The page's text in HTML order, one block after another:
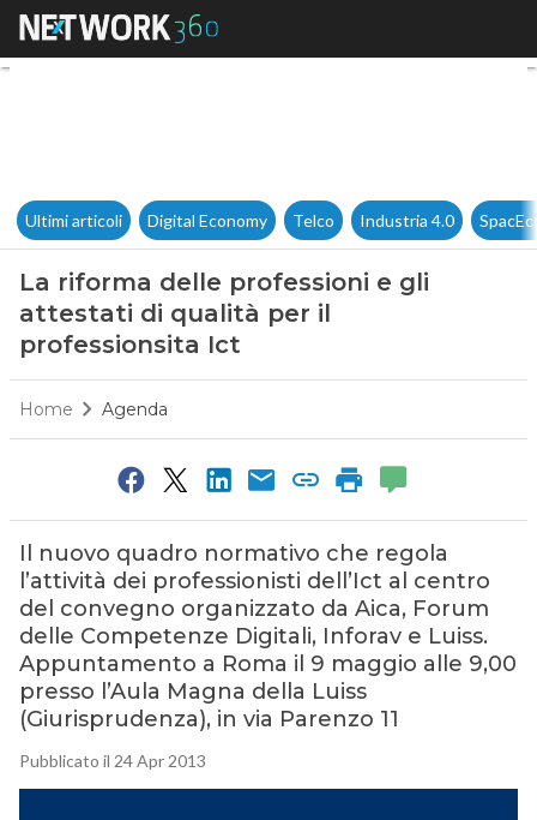
La riforma delle professioni
Ultimi articoli Digital Economy Telco Industria 4.0
La riforma delle professioni e gli
attestati di qualità per il
professionsita Ict
Home Agenda
Il nuovo quadro normativo che regola
l’attività dei professionisti dell’Ict al centro
del convegno organizzato da Aica, Forum
delle Competenze Digitali, Inforav e Luiss.
Appuntamento a Roma il 9 maggio alle 9,00
presso l’Aula Magna della Luiss
(Giurisprudenza), in via Parenzo 11
Pubblicato il 24 Apr 2013